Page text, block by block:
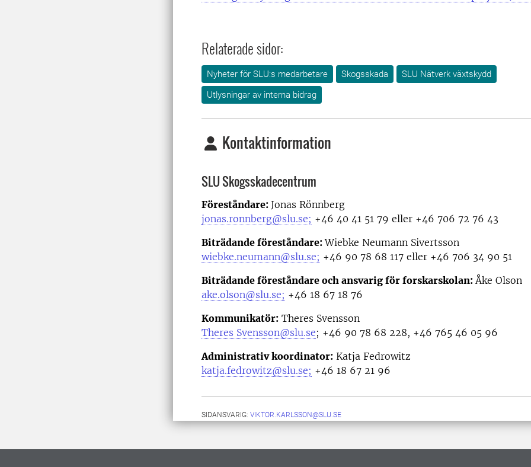
Relaterade sidor:
Nyheter för SLU:s medarbetare Skogsskada
SLU Nätverk växtskydd
Utlysningar av interna bidrag
Kontaktinformation
SLU Skogsskadecentrum
Föreståndare: Jonas Rönnberg
jonas.ronnberg@slu.se; +46 40 41 51 79 eller +46 706 72 76 43
Biträdande föreståndare:Wiebke Neumann Sivertsson
wiebke.neumann@slu.se; +46 90 78 68 117 eller +46 706 34 90 51
Biträdande föreståndare och ansvarig för forskarskolan: Åke Olson
ake.olson@slu.se; +46 18 67 18 76
Kommunikatör: Theres Svensson
Theres Svensson@slu.se; +46 90 78 68 228, +46 765 46 05 96
Administrativ koordinator: Katja Fedrowitz
katja.fedrowitz@slu.se; +46 18 67 21 96
SIDANSVARIG: VIKTOR.KARLSSON@SLU.SE